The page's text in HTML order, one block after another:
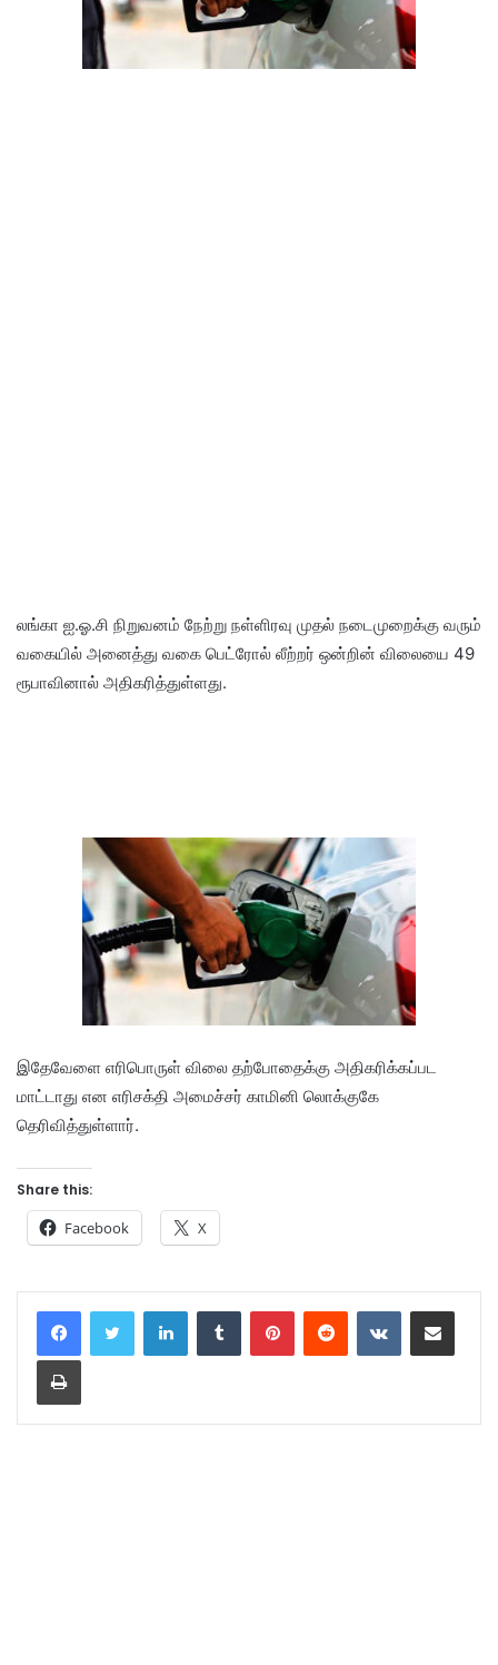
லங்கா ஐ.ஓ.சி நிறுவனம் நேற்று நள்ளிரவு முதல் நடைமுறைக்கு வரும்
வகையில் அனைத்து வகை பெட்ரோல் லீற்றர் ஒன்றின் விலையை 49
ரூபாவினால் அதிகரித்துள்ளது.
இதேவேளை எரிபொருள் விலை தற்போதைக்கு அதிகரிக்கப்பட
மாட்டாது என எரிசக்தி அமைச்சர் காமினி லொக்குகே
தெரிவித்துள்ளார்.
Share this:
Facebook X
LinkedInTumblr PinterestReddit VKontakteShare via Email
Print